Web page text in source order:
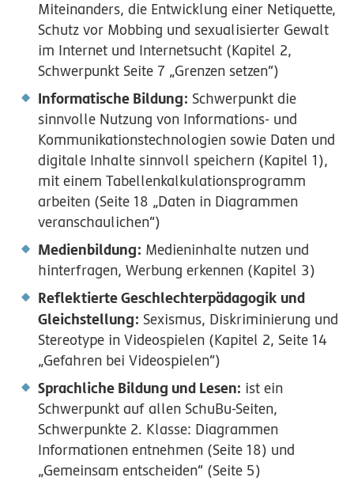
Miteinanders, die Entwicklung einer Netiquette,
Schutz vor Mobbing und sexualisierter Gewalt
im Internet und Internetsucht (Kapitel 2,
Schwerpunkt Seite 7 „Grenzen setzen“)
Informatische Bildung: Schwerpunkt die
sinnvolle Nutzung von Informations- und
Kommunikationstechnologien sowie Daten und
digitale Inhalte sinnvoll speichern (Kapitel 1),
mit einem Tabellenkalkulationsprogramm
arbeiten (Seite 18 „Daten in Diagrammen
veranschaulichen“)
Medienbildung: Medieninhalte nutzen und
hinterfragen, Werbung erkennen (Kapitel 3)
Reflektierte Geschlechterpädagogik und
Gleichstellung: Sexismus, Diskriminierung und
Stereotype in Videospielen (Kapitel 2, Seite 14
„Gefahren bei Videospielen“)
Sprachliche Bildung und Lesen: ist ein
Schwerpunkt auf allen SchuBu-Seiten,
Schwerpunkte 2. Klasse: Diagrammen
Informationen entnehmen (Seite 18) und
„Gemeinsam entscheiden“ (Seite 5)